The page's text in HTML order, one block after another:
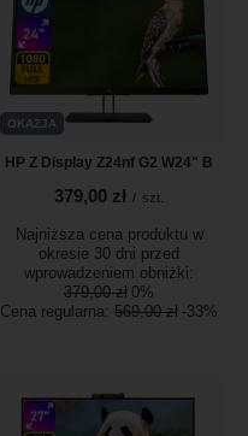
OKAZJA
HP Z Display Z24nf G2 W24" B
379,00 zł / szt.
Najniższa cena produktu w
okresie 30 dni przed
wprowadzeniem obniżki:
379,00 zł 0%
Cena regularna: 569,00 zł -33%